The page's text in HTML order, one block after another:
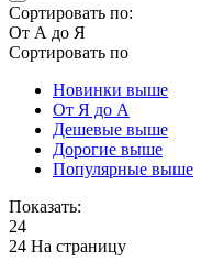
Сортировать по:
От А до Я
Сортировать по
Новинки выше
От Я до А
Дешевые выше
Дорогие выше
Популярные выше
Показать:
24
24 На страницу